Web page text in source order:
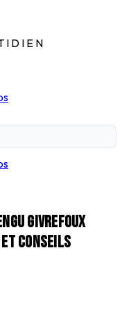
givrefoux
et conseils